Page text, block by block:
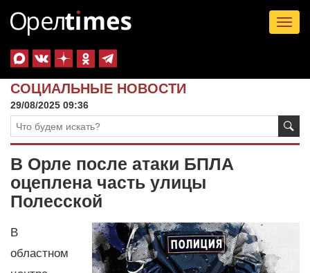
СОЦИАЛЬНЫЕ НОВОСТИ
29/08/2025 09:36
В Орле после атаки БПЛА
оцеплена часть улицы
Полесской
В
областном